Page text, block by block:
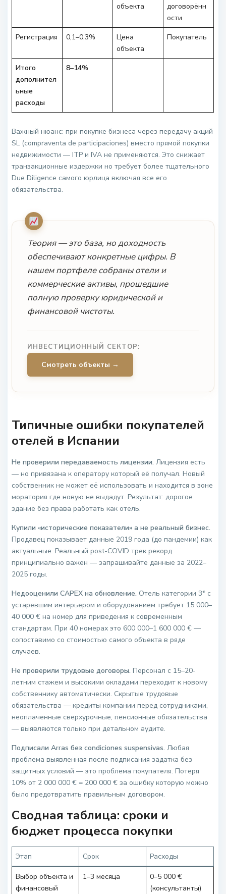
объекта
договорённ
ости
Регистрация
0,1–0,3%
Цена
объекта
Покупатель
Итого
дополнител
ьные
расходы
8–14%
Важный нюанс: при покупке бизнеса через передачу акций
SL (compraventa de participaciones) вместо прямой покупки
недвижимости — ITP и IVA не применяются. Это снижает
транзакционные издержки но требует более тщательного
Due Diligence самого юрлица включая все его
обязательства.
Теория — это база, но доходность
обеспечивают конкретные цифры. В
нашем портфеле собраны отели и
коммерческие активы, прошедшие
полную проверку юридической и
финансовой чистоты.
ИНВЕСТИЦИОННЫЙ СЕКТОР:
Смотреть объекты →
Типичные ошибки покупателей
отелей в Испании
Не проверили передаваемость лицензии. Лицензия есть
— но привязана к оператору который её получал. Новый
собственник не может её использовать и находится в зоне
моратория где новую не выдадут. Результат: дорогое
здание без права работать как отель.
Купили «исторические показатели» а не реальный бизнес.
Продавец показывает данные 2019 года (до пандемии) как
актуальные. Реальный post-COVID трек рекорд
принципиально важен — запрашивайте данные за 2022–
2025 годы.
Недооценили CAPEX на обновление. Отель категории 3* с
устаревшим интерьером и оборудованием требует 15 000–
40 000 € на номер для приведения к современным
стандартам. При 40 номерах это 600 000–1 600 000 € —
сопоставимо со стоимостью самого объекта в ряде
случаев.
Не проверили трудовые договоры. Персонал с 15–20-
летним стажем и высокими окладами переходит к новому
собственнику автоматически. Скрытые трудовые
обязательства — кредиты компании перед сотрудниками,
неоплаченные сверхурочные, пенсионные обязательства
— выявляются только при детальном аудите.
Подписали Arras без condiciones suspensivas. Любая
проблема выявленная после подписания задатка без
защитных условий — это проблема покупателя. Потеря
10% от 2 000 000 € = 200 000 € за ошибку которую можно
было предотвратить правильным договором.
Сводная таблица: сроки и
бюджет процесса покупки
Этап Срок Расходы
Выбор объекта и
финансовый
1–3 месяца
0–5 000 €
(консультанты)